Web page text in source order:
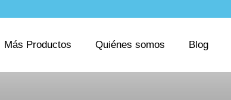
Más Productos Quiénes somos Blog